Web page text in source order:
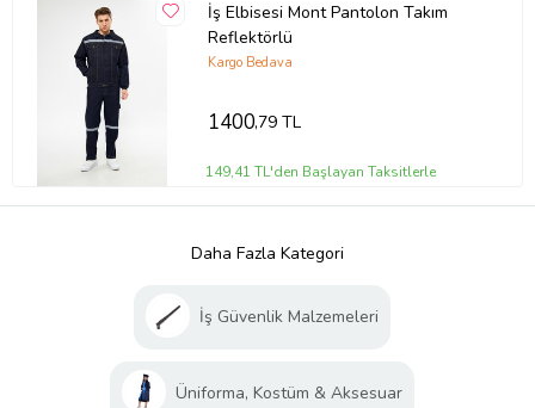
İş Elbisesi Mont Pantolon Takım
Reflektörlü
Kargo Bedava
1400,79 TL
149,41 TL'den Başlayan Taksitlerle
Daha Fazla Kategori
İş Güvenlik Malzemeleri
Üniforma, Kostüm & Aksesuar